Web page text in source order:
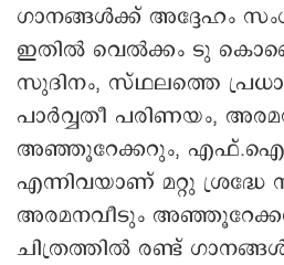
ഗാനങ്ങള്‍ക്ക് അദ്ദേഹം
ഇതില്‍ വെല്‍ക്കം ടു
സുദിനം, സ്ഥലത്തെ
പാര്‍വ്വതീ പരിണയം,
അഞ്ഞൂറേക്കറും,
എന്നിവയാണ് മറ്റു ശ്രദ്ധേ
അരമനവീടും
ചിത്രത്തില്‍ രണ്ട്